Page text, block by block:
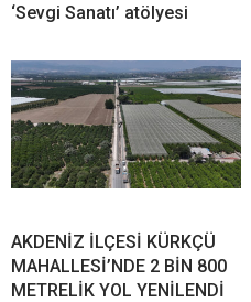
‘Sevgi Sanatı’ atölyesi
AKDENİZ İLÇESİ KÜRKÇÜ
MAHALLESİ’NDE 2 BİN 800
METRELİK YOL YENİLENDİ